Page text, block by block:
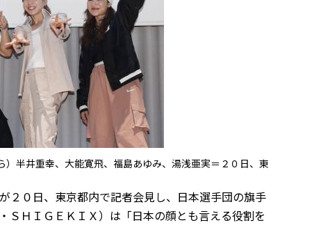
半井重幸、大能寛飛、福島あゆみ、湯浅亜実＝２０日、東
０日、東京都内で記者会見し、日本選手団の旗手
ＳＨＩＧＥＫＩＸ）は「日本の顔とも言える役割を